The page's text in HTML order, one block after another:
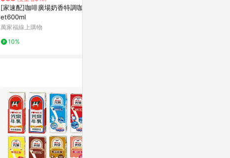
[家速配]咖啡廣場奶香特調咖啡P
et600ml
萬家福線上購物
10%